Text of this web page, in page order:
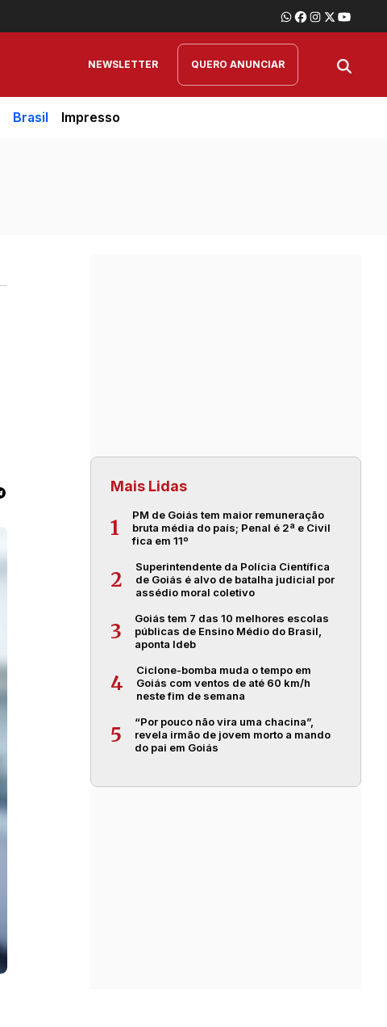
NEWSLETTER QUERO ANUNCIAR
Brasil Impresso
Mais Lidas
1
PM de Goiás tem maior remuneração
bruta média do país; Penal é 2ª e Civil
fica em 11º
2
Superintendente da Polícia Científica
de Goiás é alvo de batalha judicial por
assédio moral coletivo
3
Goiás tem 7 das 10 melhores escolas
públicas de Ensino Médio do Brasil,
aponta Ideb
4
Ciclone-bomba muda o tempo em
Goiás com ventos de até 60 km/h
neste fim de semana
5
“Por pouco não vira uma chacina”,
revela irmão de jovem morto a mando
do pai em Goiás